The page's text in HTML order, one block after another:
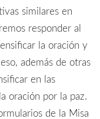
similares en
responder al
la oración y
además de otras
en las
oración por la paz.
de la Misa